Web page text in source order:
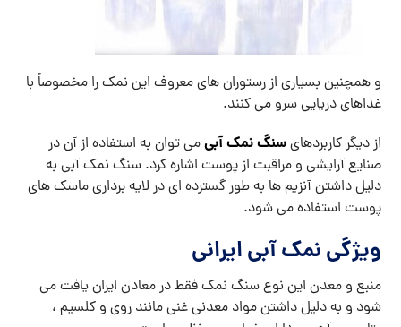
و همچنین بسیاری از رستوران های معروف این نمک را مخصوصاً با
غذاهای دریایی سرو می کنند.
از دیگر کاربردهایسنگ نمک آبیمی توان به استفاده از آن در
صنایع آرایشی و مراقبت از پوست اشاره کرد. سنگ نمک آبی به
دلیل داشتن آنزیم ها به طور گسترده ای در لایه برداری ماسک های
پوست استفاده می شود.
ویژگی نمک آبی ایرانی
منبع و معدن این نوع سنگ نمک فقط در معادن ایران یافت می
شود و به دلیل داشتن مواد معدنی غنی مانند روی و کلسیم ،